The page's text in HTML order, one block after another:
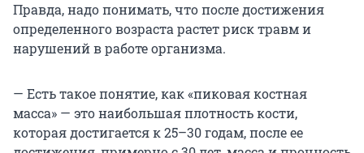
Правда, надо понимать, что после достижения
определенного возраста растет риск травм и
нарушений в работе организма.
— Есть такое понятие, как «пиковая костная
масса» — это наибольшая плотность кости,
которая достигается к 25–30 годам, после ее